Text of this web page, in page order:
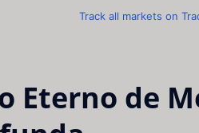
Track all markets on
Eterno de